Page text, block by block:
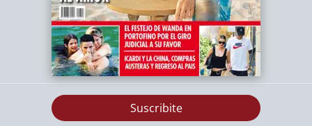
Suscribite